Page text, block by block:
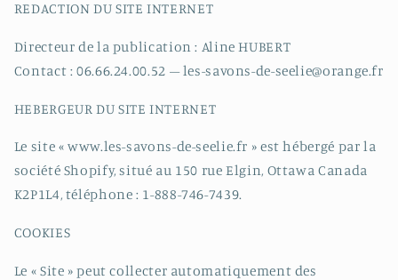
REDACTION DU SITE INTERNET
Directeur de la publication : Aline HUBERT
Contact : 06.66.24.00.52 – les-savons-de-seelie@orange.fr
HEBERGEUR DU SITE INTERNET
Le site « www.les-savons-de-seelie.fr » est hébergé par la
société Shopify, situé au 150 rue Elgin, Ottawa Canada
K2P1L4, téléphone : 1-888-746-7439.
COOKIES
Le « Site » peut collecter automatiquement des